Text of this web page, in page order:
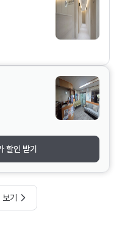
할인 받기
기